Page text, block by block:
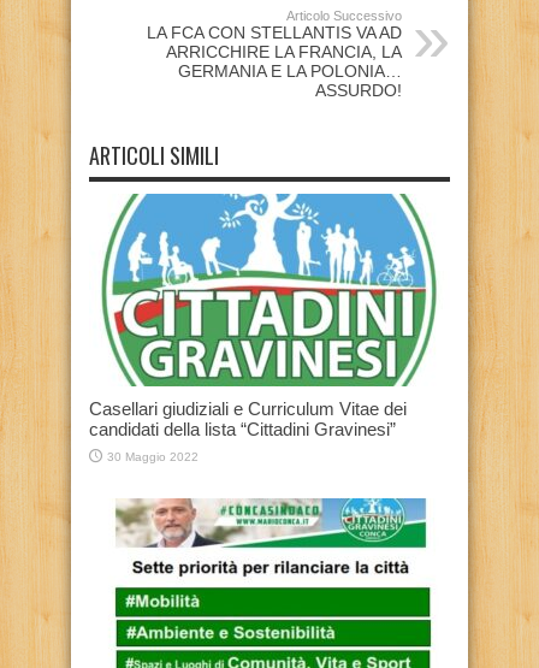
Articolo Successivo
LA FCA CON STELLANTIS VA AD
ARRICCHIRE LA FRANCIA, LA
GERMANIA E LA POLONIA…
ASSURDO!
ARTICOLI SIMILI
Casellari giudiziali e Curriculum Vitae dei
candidati della lista “Cittadini Gravinesi”
30 Maggio 2022